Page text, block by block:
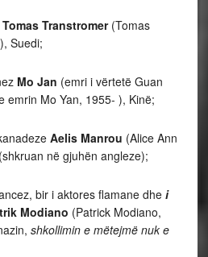
Tomas Transtromer (Tomas
Suedi;
Mo Jan (emri i vërtetë Guan
emrin Mo Yan, 1955- ), Kinë;
Aelis Manrou (Alice Ann
në gjuhën angleze);
bir i aktores flamane dhe i
Modiano (Patrick Modiano,
shkollimin e mëtejmë nuk e